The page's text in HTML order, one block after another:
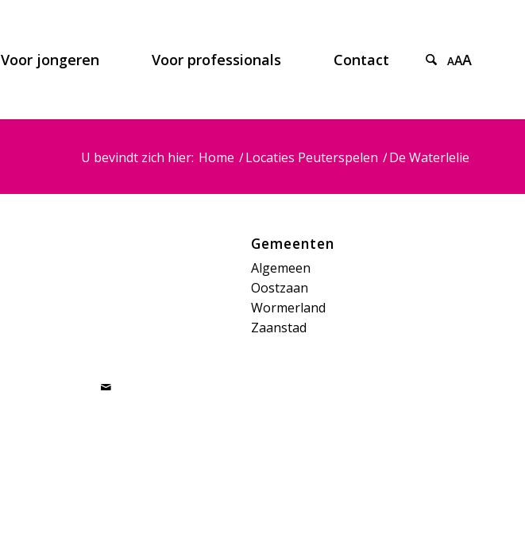
Voor jongeren Voor professionals Contact AAA
U bevindt zich hier: Home /Locaties Peuterspelen /De Waterlelie
Gemeenten
Algemeen
Oostzaan
Wormerland
Zaanstad